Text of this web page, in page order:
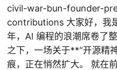
civil-war-bun-founder-
contributions 大家好，我
年，AI 编程的浪潮席卷了
之下，一场关于**“开源精
痕，正在悄然扩大。 就在